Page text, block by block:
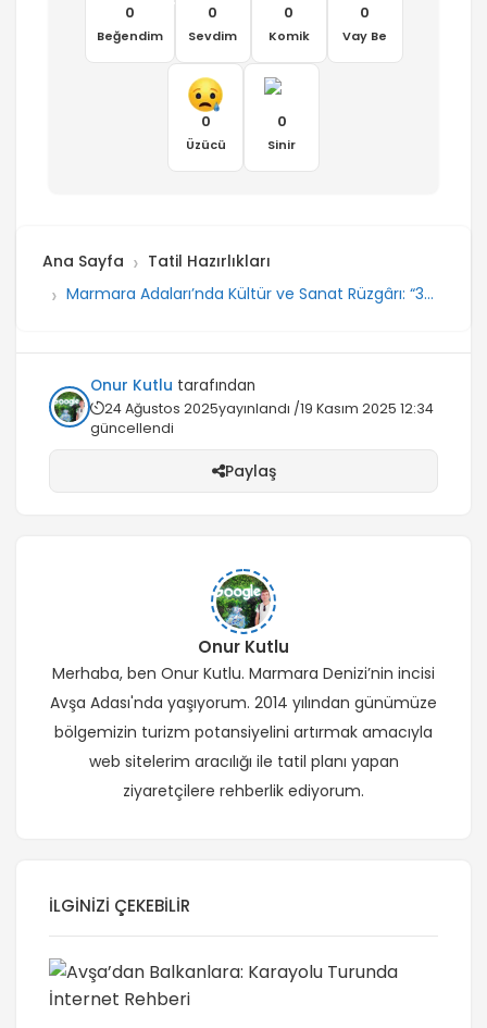
0
Beğendim
0
Sevdim
0
Komik
0
Vay Be
0
Üzücü
0
Sinir
Ana Sayfa
Tatil Hazırlıkları
Marmara Adaları’nda Kültür ve Sanat Rüzgârı: “3
Onur Kutlu tarafından
24 Ağustos 2025yayınlandı /19 Kasım 2025 12:34
güncellendi
Paylaş
Onur Kutlu
Merhaba, ben Onur Kutlu. Marmara Denizi’nin incisi
Avşa Adası'nda yaşıyorum. 2014 yılından günümüze
bölgemizin turizm potansiyelini artırmak amacıyla
web sitelerim aracılığı ile tatil planı yapan
ziyaretçilere rehberlik ediyorum.
İLGINIZI ÇEKEBILIR